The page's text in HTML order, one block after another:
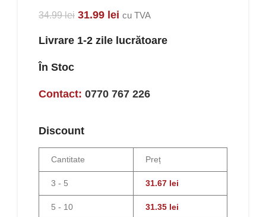
34.99lei 31.99 lei cu TVA
Livrare 1-2 zile lucrătoare
În Stoc
Contact: 0770 767 226
Discount
Cantitate Preț
3 - 5 31.67 lei
5 - 10 31.35 lei